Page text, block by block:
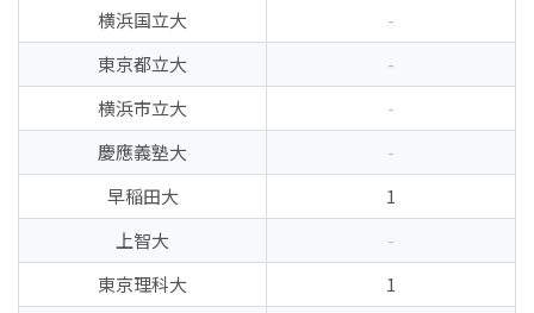
横浜国立大
-
東京都立大
-
横浜市立大
-
慶應義塾大
-
早稲田大
1
上智大
-
東京理科大
1